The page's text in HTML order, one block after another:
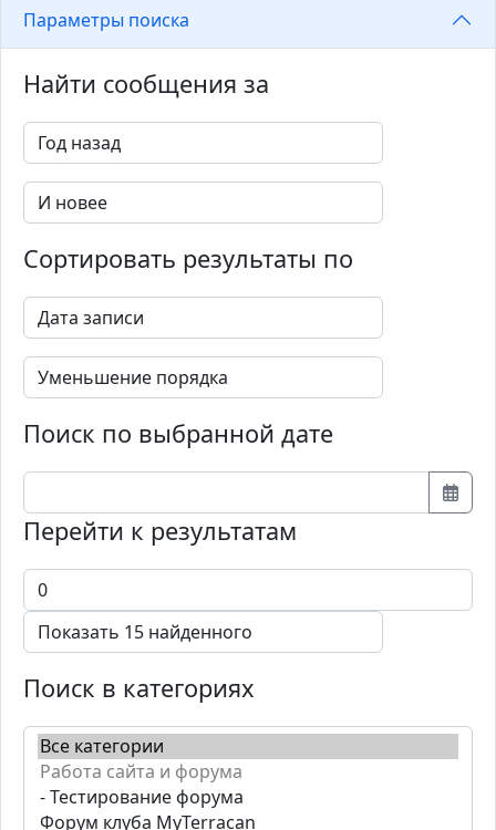
Параметры поиска
Найти сообщения за
Сортировать результаты по
Поиск по выбранной дате
Перейти к результатам
Поиск в категориях